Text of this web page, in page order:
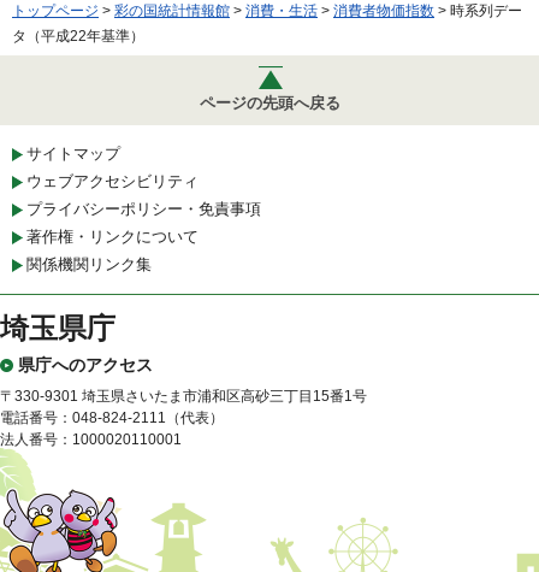
トップページ > 彩の国統計情報館 > 消費・生活 > 消費者物価指数 > 時系列デー
タ（平成22年基準）
ページの先頭へ戻る
サイトマップ
ウェブアクセシビリティ
プライバシーポリシー・免責事項
著作権・リンクについて
関係機関リンク集
埼玉県庁
県庁へのアクセス
〒330-9301 埼玉県さいたま市浦和区高砂三丁目15番1号
電話番号：048-824-2111（代表）
法人番号：1000020110001